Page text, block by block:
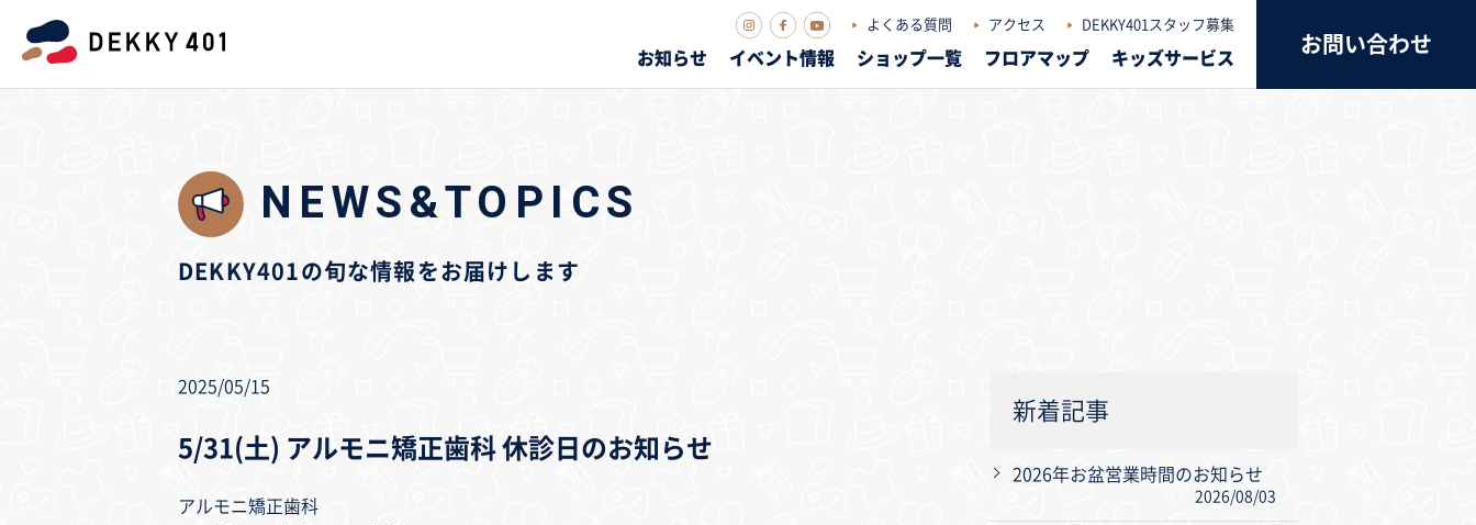
よくある質問 アクセス DEKKY401スタッフ募集
お知らせ イベント情報 ショップ一覧 フロアマップ キッズサービス
お問い合わせ
NEWS&TOPICS
DEKKY401の旬な情報をお届けします
2025/05/15
5/31(土) アルモニ矯正歯科 休診日のお知らせ
アルモニ矯正歯科
新着記事
2026年お盆営業時間のお知らせ
2026/08/03